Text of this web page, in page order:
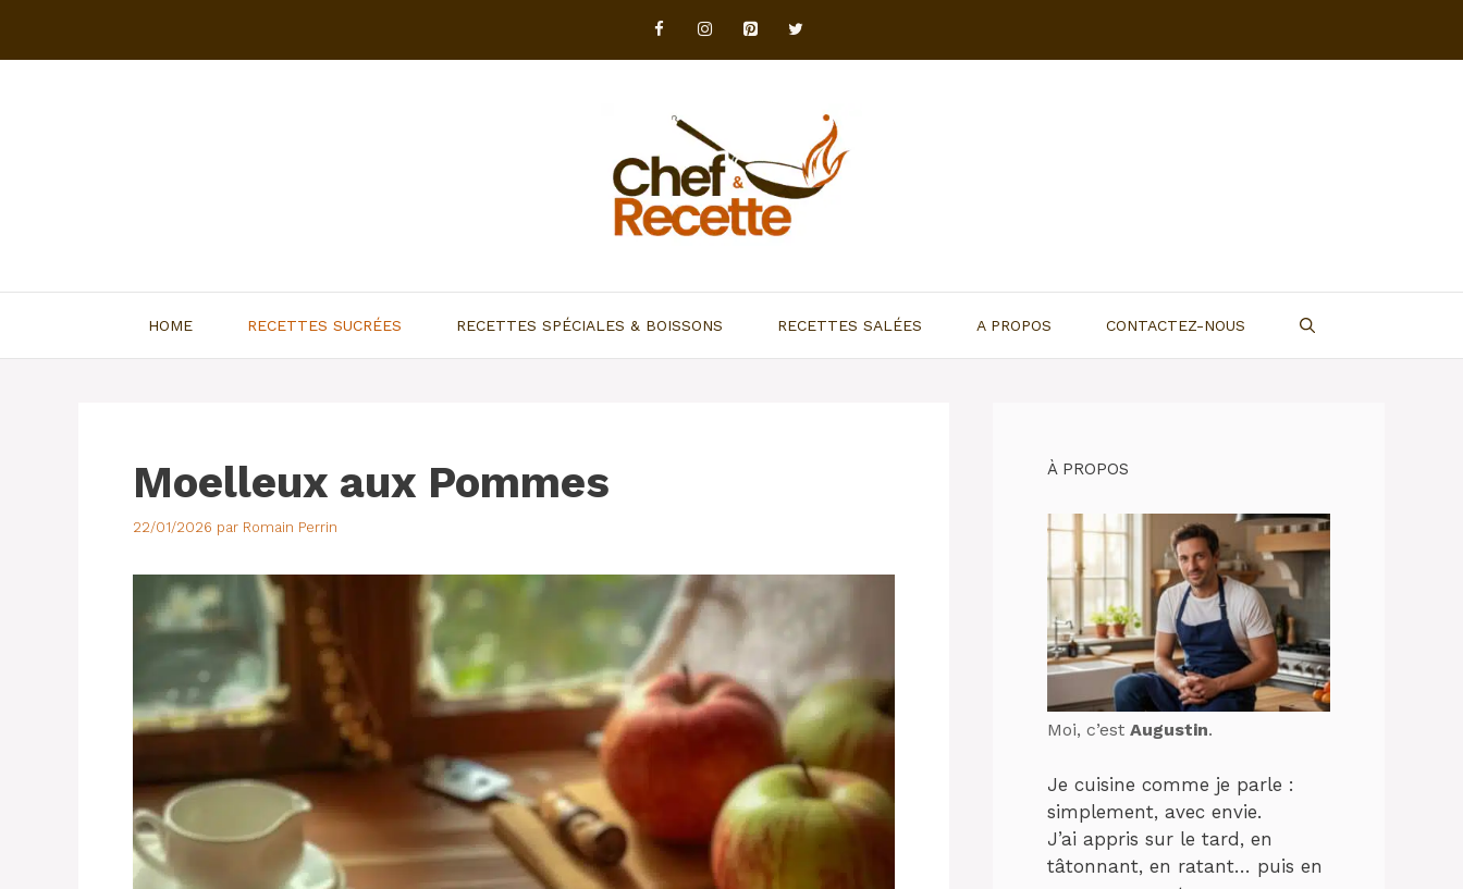
contenu
HOME RECETTES SUCRÉES RECETTES SPÉCIALES & BOISSONS RECETTES SALÉES A PROPOS CONTACTEZ-NOUS
Moelleux aux Pommes
22/01/2026 par Romain Perrin
À PROPOS
Moi, c’est Augustin.
Je cuisine comme je parle :
simplement, avec envie.
J’ai appris sur le tard, en
tâtonnant, en ratant… puis en